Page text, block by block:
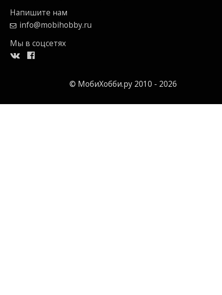
Напишите нам
info@mobihobby.ru
Мы в соцсетях
© МобиХобби.ру 2010 - 2026